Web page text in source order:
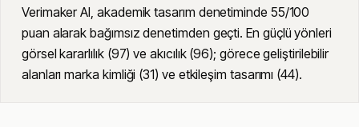
Verimaker AI, akademik tasarım denetiminde 55/100
puan alarak bağımsız denetimden geçti. En güçlü yönleri
görsel kararlılık (97) ve akıcılık (96); görece geliştirilebilir
alanları marka kimliği (31) ve etkileşim tasarımı (44).